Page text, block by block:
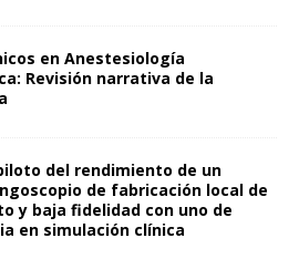
en Anestesiología
Revisión narrativa de la
del rendimiento de un
de fabricación local de
y baja fidelidad con uno de
en simulación clínica